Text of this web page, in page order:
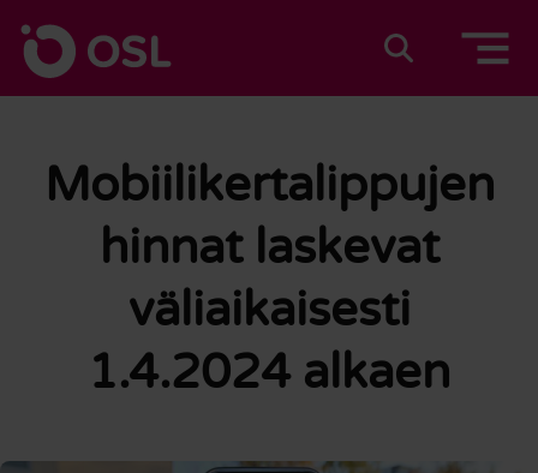
Etusivulle
Mobiilikertalippujen
hinnat laskevat
väliaikaisesti
1.4.2024 alkaen